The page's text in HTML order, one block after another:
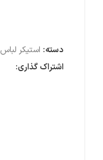
دسته: استیکر لباس
اشتراک گذاری: